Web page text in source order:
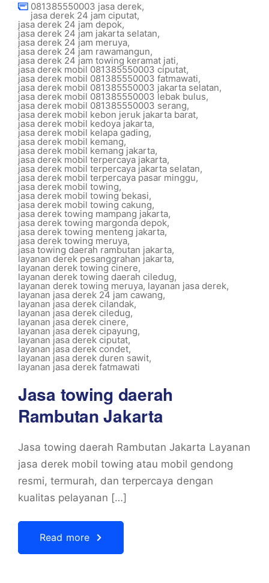
081385550003 jasa derek,
jasa derek 24 jam ciputat,
jasa derek 24 jam depok,
jasa derek 24 jam jakarta selatan,
jasa derek 24 jam meruya,
jasa derek 24 jam rawamangun,
jasa derek 24 jam towing keramat jati,
jasa derek mobil 081385550003 ciputat,
jasa derek mobil 081385550003 fatmawati,
jasa derek mobil 081385550003 jakarta selatan,
jasa derek mobil 081385550003 lebak bulus,
jasa derek mobil 081385550003 serang,
jasa derek mobil kebon jeruk jakarta barat,
jasa derek mobil kedoya jakarta,
jasa derek mobil kelapa gading,
jasa derek mobil kemang,
jasa derek mobil kemang jakarta,
jasa derek mobil terpercaya jakarta,
jasa derek mobil terpercaya jakarta selatan,
jasa derek mobil terpercaya pasar minggu,
jasa derek mobil towing,
jasa derek mobil towing bekasi,
jasa derek mobil towing cakung,
jasa derek towing mampang jakarta,
jasa derek towing margonda depok,
jasa derek towing menteng jakarta,
jasa derek towing meruya,
jasa towing daerah rambutan jakarta,
layanan derek pesanggrahan jakarta,
layanan derek towing cinere,
layanan derek towing daerah ciledug,
layanan derek towing meruya, layanan jasa derek,
layanan jasa derek 24 jam cawang,
layanan jasa derek cilandak,
layanan jasa derek ciledug,
layanan jasa derek cinere,
layanan jasa derek cipayung,
layanan jasa derek ciputat,
layanan jasa derek condet,
layanan jasa derek duren sawit,
layanan jasa derek fatmawati
Jasa towing daerah
Rambutan Jakarta
Jasa towing daerah Rambutan Jakarta Layanan
jasa derek mobil towing atau mobil gendong
resmi, termurah, dan terpercaya dengan
kualitas pelayanan […]
Read more